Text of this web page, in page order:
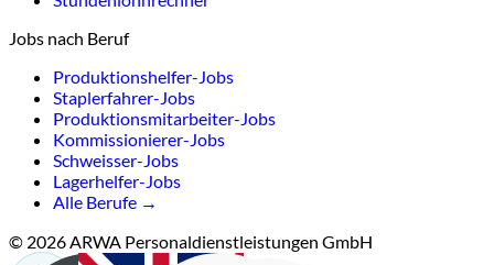
Jobs nach Beruf
Produktionshelfer-Jobs
Staplerfahrer-Jobs
Produktionsmitarbeiter-Jobs
Kommissionierer-Jobs
Schweisser-Jobs
Lagerhelfer-Jobs
Alle Berufe →
© 2026 ARWA Personaldienstleistungen GmbH